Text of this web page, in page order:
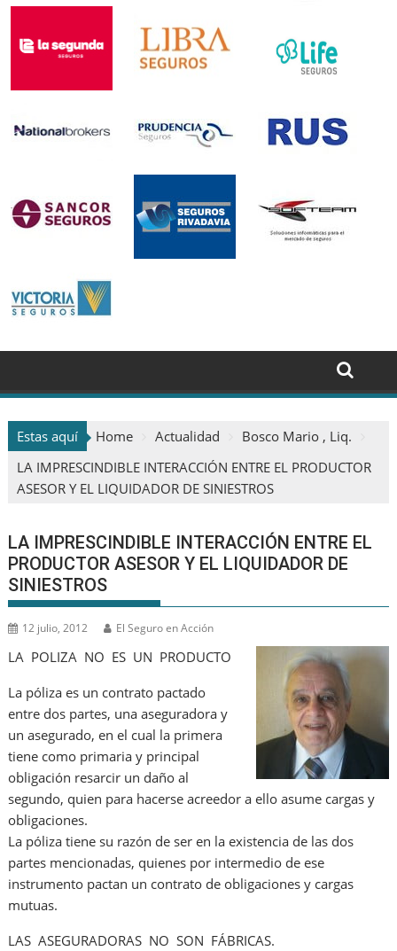
Estas aquí Home Actualidad
Bosco Mario , Liq.
LA IMPRESCINDIBLE INTERACCIÓN ENTRE EL PRODUCTOR
ASESOR Y EL LIQUIDADOR DE SINIESTROS
LA IMPRESCINDIBLE INTERACCIÓN ENTRE EL
PRODUCTOR ASESOR Y EL LIQUIDADOR DE
SINIESTROS
12 julio, 2012 El Seguro en Acción
LA POLIZA NO ES UN PRODUCTO
La póliza es un contrato pactado
entre dos partes, una aseguradora y
un asegurado, en el cual la primera
tiene como primaria y principal
obligación resarcir un daño al
segundo, quien para hacerse acreedor a ello asume cargas y
obligaciones.
La póliza tiene su razón de ser en la existencia de las dos
partes mencionadas, quienes por intermedio de ese
instrumento pactan un contrato de obligaciones y cargas
mutuas.
LAS ASEGURADORAS NO SON FÁBRICAS.